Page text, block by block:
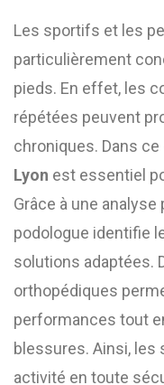
Les sportifs et les
particulièrement
pieds. En effet, les
répétées peuvent
chroniques. Dans
Lyon est essentiel
Grâce à une
podologue identifie
solutions adaptées.
orthopédiques
performances tout
blessures. Ainsi,
activité en toute